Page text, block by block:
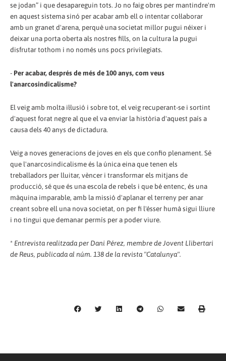
se jodan” i que desapareguin tots. Jo no faig obres per mantindre'm
en aquest sistema sinó per acabar amb ell o intentar col·laborar
amb un granet d'arena, perquè una societat millor pugui néixer i
deixar una porta oberta als nostres fills, on la cultura la pugui
disfrutar tothom i no només uns pocs privilegiats.
- Per acabar, després de més de 100 anys, com veus
l'anarcosindicalisme?
El veig amb molta il·lusió i sobre tot, el veig recuperant-se i sortint
d'aquest forat negre al que el va enviar la història d'aquest país a
causa dels 40 anys de dictadura.
Veig a noves generacions de joves en els que confio plenament. Sé
que l'anarcosindicalisme és la única eina que tenen els
treballadors per lluitar, vèncer i transformar els mitjans de
producció, sé que és una escola de rebels i que bé entenc, és una
màquina imparable, amb la missió d'aplanar el terreny per anar
creant sobre ell una nova societat, on per fi l'ésser humà sigui lliure
i no tingui que demanar permís per a poder viure.
* Entrevista realitzada per Dani Pérez, membre de Jovent Llibertari
de Reus, publicada al núm. 138 de la revista "Catalunya".